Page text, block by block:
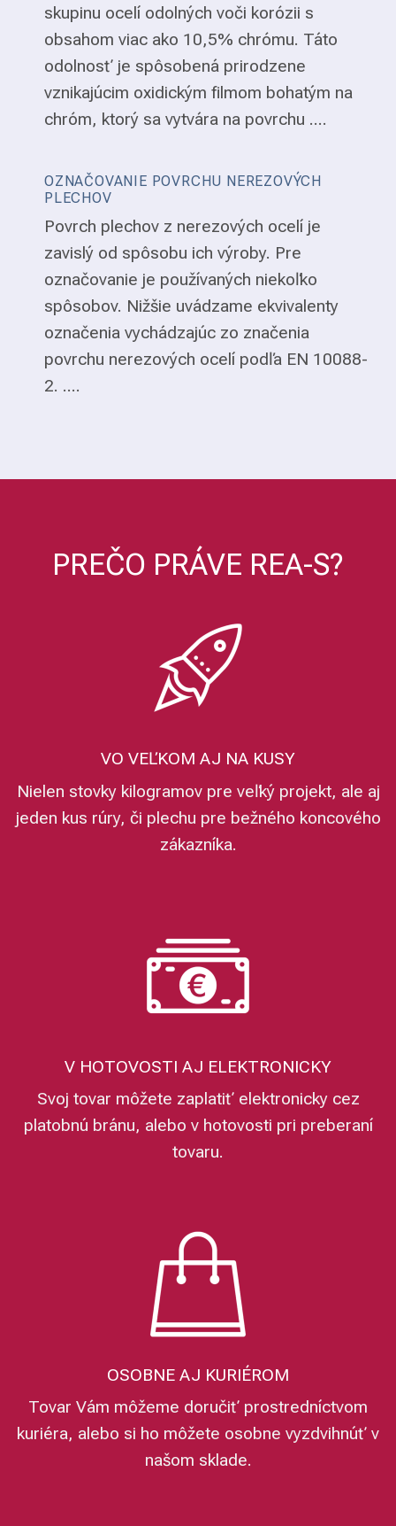
skupinu ocelí odolných voči korózii s
obsahom viac ako 10,5% chrómu. Táto
odolnosť je spôsobená prirodzene
vznikajúcim oxidickým filmom bohatým na
chróm, ktorý sa vytvára na povrchu ....
OZNAČOVANIE POVRCHU NEREZOVÝCH
PLECHOV
Povrch plechov z nerezových ocelí je
zavislý od spôsobu ich výroby. Pre
označovanie je používaných niekoľko
spôsobov. Nižšie uvádzame ekvivalenty
označenia vychádzajúc zo značenia
povrchu nerezových ocelí podľa EN 10088-
2. ....
PREČO PRÁVE REA-S?
VO VEĽKOM AJ NA KUSY
Nielen stovky kilogramov pre veľký projekt, ale aj
jeden kus rúry, či plechu pre bežného koncového
zákazníka.
V HOTOVOSTI AJ ELEKTRONICKY
Svoj tovar môžete zaplatiť elektronicky cez
platobnú bránu, alebo v hotovosti pri preberaní
tovaru.
OSOBNE AJ KURIÉROM
Tovar Vám môžeme doručiť prostredníctvom
kuriéra, alebo si ho môžete osobne vyzdvihnúť v
našom sklade.